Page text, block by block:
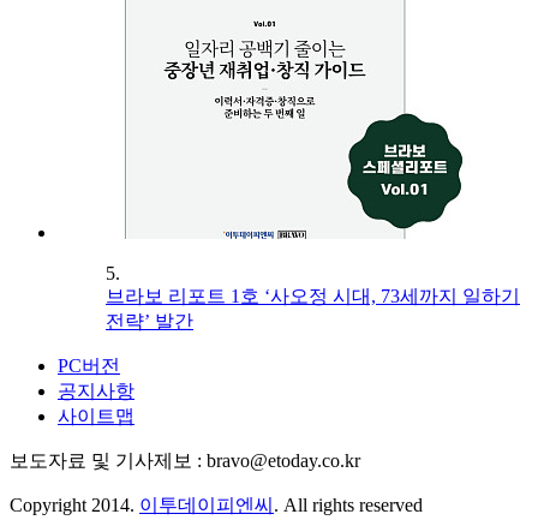
5.
브라보 리포트 1호 ‘사오정 시대, 73세까지 일하기
전략’ 발간
PC버전
공지사항
사이트맵
보도자료 및 기사제보 : bravo@etoday.co.kr
Copyright 2014. 이투데이피엔씨 . All rights reserved